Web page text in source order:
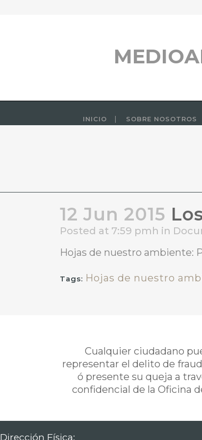
INICIO SOBRE NOSOTROS
12 Jun 2015
Posted at 7:59 pmh in
Hojas de nuestro ambiente:
Tags: Hojas de nuestro
Cualquier ciudadano
representar el delito de
ó presente su queja a
confidencial de la Oficina
Dirección Física: